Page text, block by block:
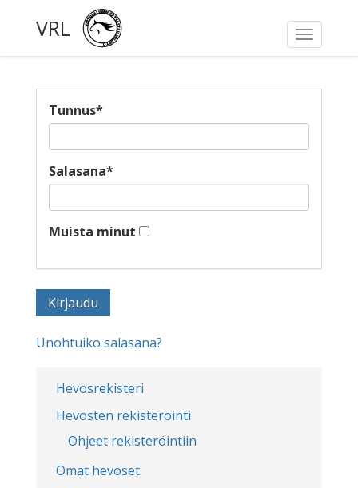
Toggle
VRL
Hevosrekisteri
Hevosten rekisteröinti
Ohjeet rekisteröintiin
Omat hevoset
Tunnus*
Salasana*
Muista minut
Unohtuiko salasana?